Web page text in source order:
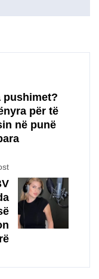
pushimet?
për të
në punë